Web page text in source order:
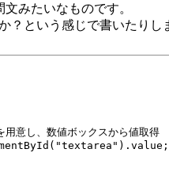
みたいなものです。
？という感じで書いたりし
意し、数値ボックスから値取得